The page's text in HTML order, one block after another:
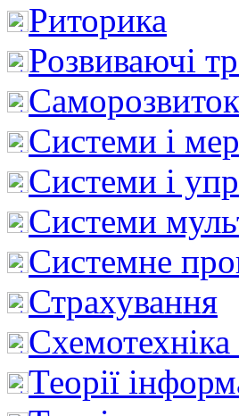
Риторика
Розвиваючі
Саморозвиток
Системи і
Системи і
Системи
Системне
Страхування
Теорії